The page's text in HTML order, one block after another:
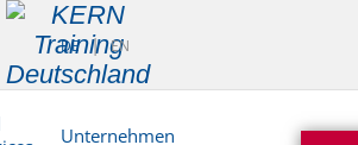
DE
EN
Unternehmen